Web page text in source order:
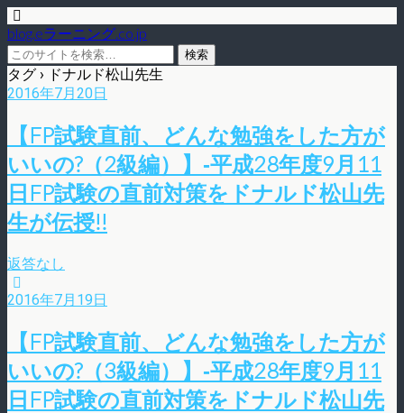
blog.eラーニング.co.jp
タグ › ドナルド松山先生
2016年7月20日
【FP試験直前、どんな勉強をした方が
いいの?（2級編）】‐平成28年度9月11
日FP試験の直前対策をドナルド松山先
生が伝授!!
返答なし
2016年7月19日
【FP試験直前、どんな勉強をした方が
いいの?（3級編）】‐平成28年度9月11
日FP試験の直前対策をドナルド松山先